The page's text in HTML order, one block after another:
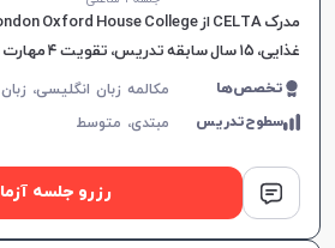
غذایی، ۱۵
سطوح، برای پیشرفت دانشجویان.
تخصص‌ها
سطوح‌تدریس مبتدی، متوسط
رزرو جلسه